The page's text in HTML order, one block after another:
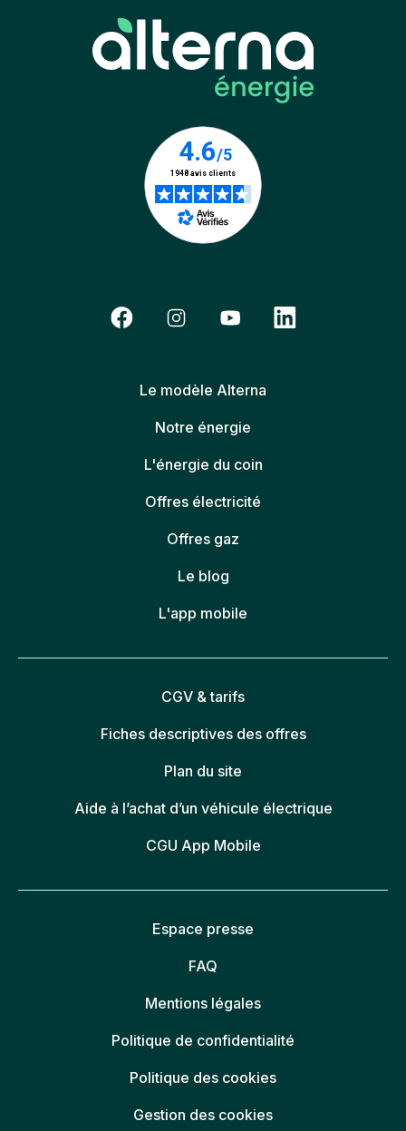
Le modèle Alterna
Notre énergie
L'énergie du coin
Offres électricité
Offres gaz
Le blog
L'app mobile
CGV & tarifs
Fiches descriptives des offres
Plan du site
Aide à l’achat d’un véhicule électrique
CGU App Mobile
Espace presse
FAQ
Mentions légales
Politique de confidentialité
Politique des cookies
Gestion des cookies